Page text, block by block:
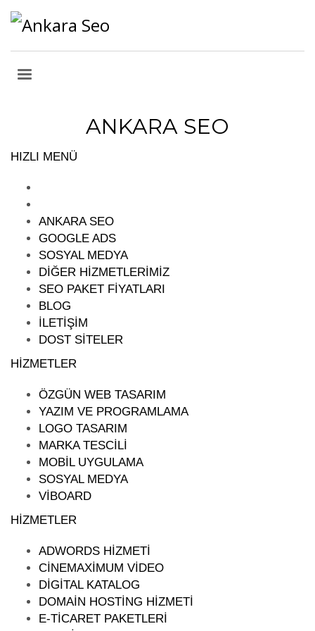
Kategori:Backlink Oluşturma
Backlink Oluşturma
ANKARA SEO
HIZLI MENÜ
ANKARA SEO
GOOGLE ADS
SOSYAL MEDYA
DİĞER HİZMETLERİMİZ
SEO PAKET FİYATLARI
BLOG
İLETİŞİM
DOST SİTELER
HİZMETLER
ÖZGÜN WEB TASARIM
YAZIM VE PROGRAMLAMA
LOGO TASARIM
MARKA TESCILI
MOBIL UYGULAMA
SOSYAL MEDYA
VIBOARD
HİZMETLER
ADWORDS HIZMETI
CINEMAXIMUM VIDEO
DIGITAL KATALOG
DOMAIN HOSTING HIZMETI
E-TICARET PAKETLERI